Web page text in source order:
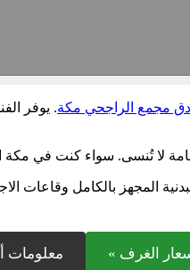
مجمع الراجحي مكة. يوفر
لا تُنسى. سواء كنت في مكة
المجهز بالكامل وقاعات
الغرف » معلومات